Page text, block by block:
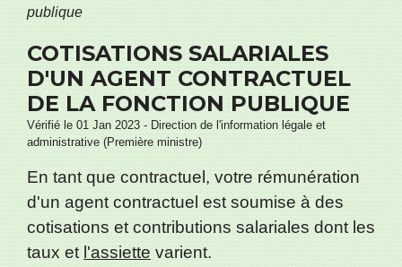
publique
COTISATIONS SALARIALES
D'UN AGENT CONTRACTUEL
DE LA FONCTION PUBLIQUE
Vérifié le 01 Jan 2023 - Direction de l'information légale et
administrative (Première ministre)
En tant que contractuel, votre rémunération
d'un agent contractuel est soumise à des
cotisations et contributions salariales dont les
taux et l'assiette varient.